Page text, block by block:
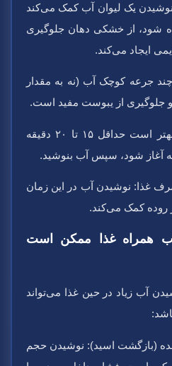
نوشیدن یک لیوان آب کمک می‌کند
شود، از خشکی دهان جلوگیری
ایجاد می‌کند.
جرعه کوچک آب (نه به مقدار
جلوگیری از یبوست مفید است.
بهتر است حداقل ۱۵ تا ۲۰ دقیقه
آغاز شود، سپس آب بنوشید.
نوشیدن آب در این زمان
روده کمک می‌کند.
همراه غذا ممکن است
آب زیاد در حین غذا می‌تواند
(بازگشت اسید): نوشیدن حجم